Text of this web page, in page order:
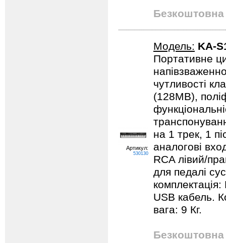
Безкоштовна
Артикул:
530130
Модель: KA-
Портативне
чутливості
(128MB),
на 1 трек, 1
аналогові
RCA лівий/
для педалі
USB кабель.
вага: 9 Кг.
Безкоштовна